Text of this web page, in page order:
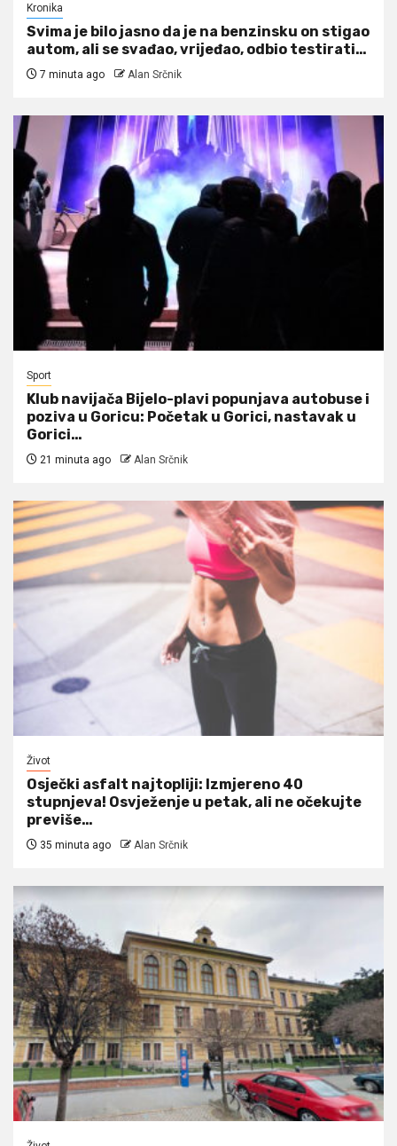
Kronika
Svima je bilo jasno da je na benzinsku on stigao
autom, ali se svađao, vrijeđao, odbio testirati…
7 minuta ago Alan Srčnik
Sport
Klub navijača Bijelo-plavi popunjava autobuse i
poziva u Goricu: Početak u Gorici, nastavak u
Gorici…
21 minuta ago Alan Srčnik
Život
Osječki asfalt najtopliji: Izmjereno 40
stupnjeva! Osvježenje u petak, ali ne očekujte
previše…
35 minuta ago Alan Srčnik